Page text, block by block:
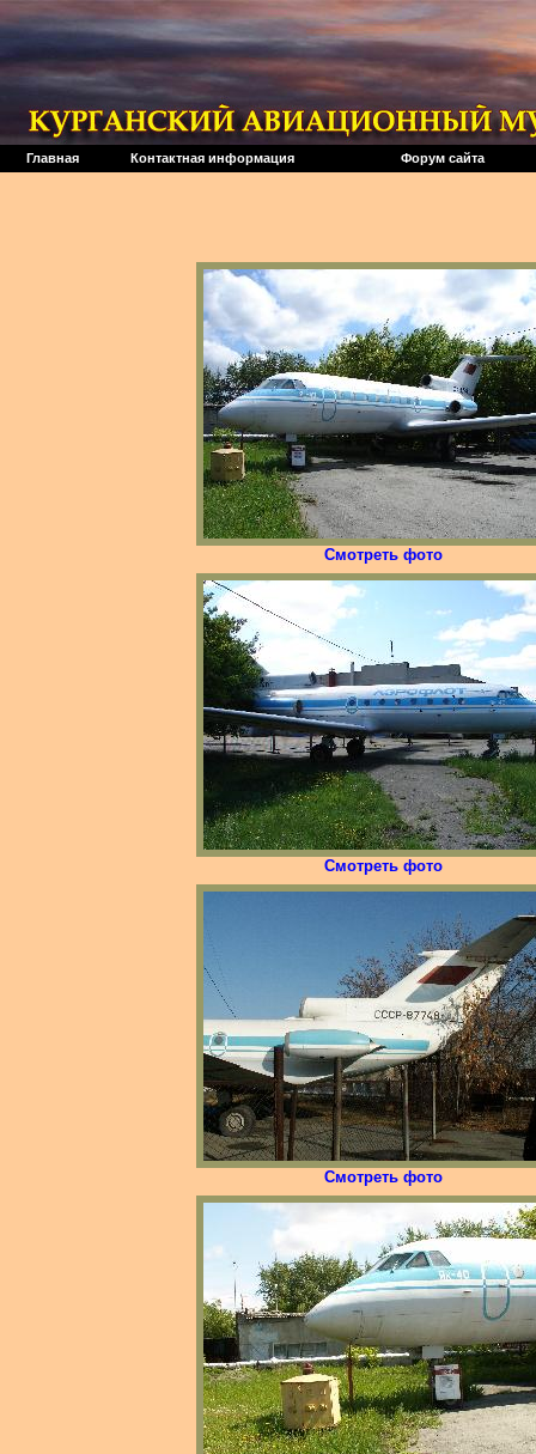
Главная Контактная информация Форум сайта
Смотреть фото
Смотреть фото
Смотреть фото